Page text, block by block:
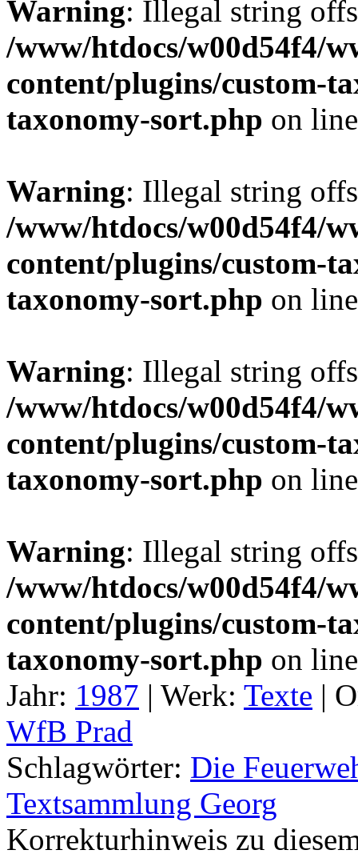
Warning: Illegal string
/www/htdocs/w00d54f4/
content/plugins/custom-
taxonomy-sort.php on
Warning: Illegal string
/www/htdocs/w00d54f4/
content/plugins/custom-
taxonomy-sort.php on
Warning: Illegal string
/www/htdocs/w00d54f4/
content/plugins/custom-
taxonomy-sort.php on
Warning: Illegal string
/www/htdocs/w00d54f4/
content/plugins/custom-
taxonomy-sort.php on
Jahr: 1987 | Werk: Texte |
WfB Prad
Schlagwörter: Die
Textsammlung Georg
Korrekturhinweis zu